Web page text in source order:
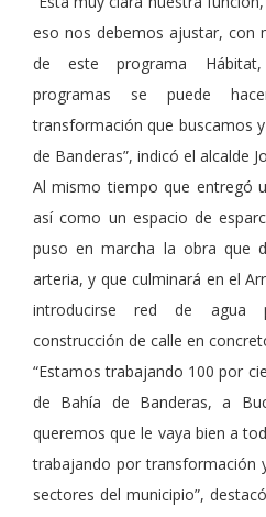
eso nos debemos ajustar, con
de este programa
programas se puede
transformación que buscamos
de Banderas”, indicó el alcalde
Al mismo tiempo que entregó
así como un espacio de
puso en marcha la obra que
arteria, y que culminará en el
introducirse red de agua
construcción de calle en
“Estamos trabajando 100 por
de Bahía de Banderas, a
queremos que le vaya bien a
trabajando por transformación
sectores del municipio”,